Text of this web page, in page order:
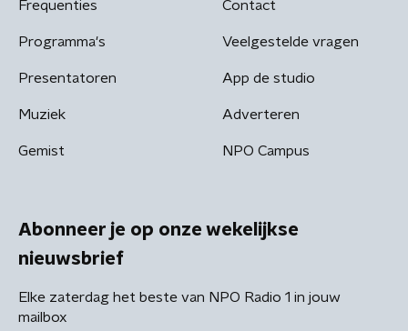
Frequenties
Programma's
Presentatoren
Muziek
Gemist
Contact
Veelgestelde vragen
App de studio
Adverteren
NPO Campus
Abonneer je op onze wekelijkse
nieuwsbrief
Elke zaterdag het beste van NPO Radio 1 in jouw
mailbox